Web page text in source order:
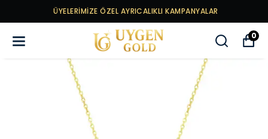
ÜYELERİMİZE ÖZEL AYRICALIKLI KAMPANYALAR
0